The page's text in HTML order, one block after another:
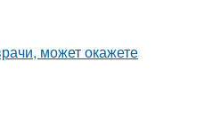
может окажете